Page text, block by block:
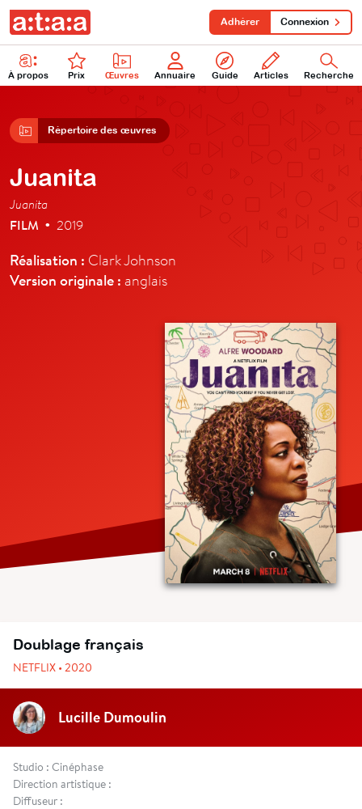
À propos Prix Œuvres Annuaire Guide Articles Recherche
Adhérer Connexion
Répertoire des œuvres
Juanita
Juanita
FILM • 2019
Réalisation : Clark Johnson
Version originale : anglais
Doublage français
NETFLIX • 2020
Lucille Dumoulin
Studio : Cinéphase
Direction artistique :
Diffuseur :